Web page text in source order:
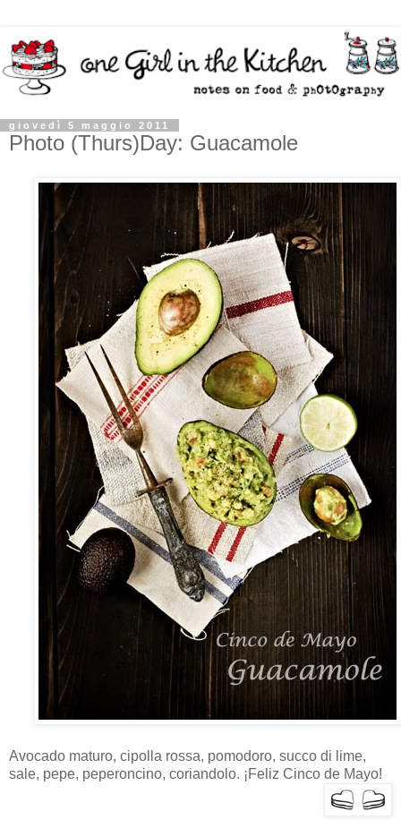
giovedì 5 maggio 2011
Photo (Thurs)Day: Guacamole
Avocado maturo, cipolla rossa, pomodoro, succo di lime,
sale, pepe, peperoncino, coriandolo. ¡Feliz Cinco de Mayo!